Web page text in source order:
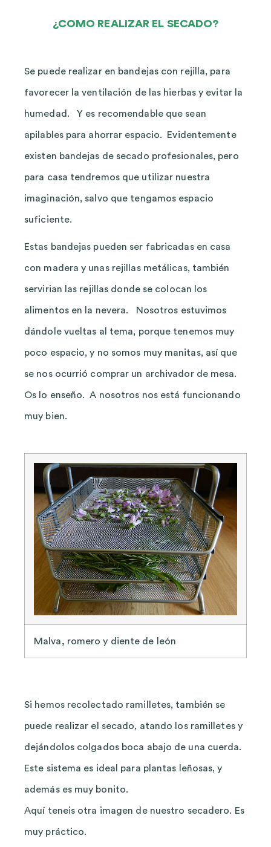
¿COMO REALIZAR EL SECADO?
Se puede realizar en bandejas con rejilla, para
favorecer la ventilación de las hierbas y evitar la
humedad. Y es recomendable que sean
apilables para ahorrar espacio. Evidentemente
existen bandejas de secado profesionales, pero
para casa tendremos que utilizar nuestra
imaginación, salvo que tengamos espacio
suficiente.
Estas bandejas pueden ser fabricadas en casa
con madera y unas rejillas metálicas, también
servirian las rejillas donde se colocan los
alimentos en la nevera. Nosotros estuvimos
dándole vueltas al tema, porque tenemos muy
poco espacio, y no somos muy manitas, así que
se nos ocurrió comprar un archivador de mesa.
Os lo enseño. A nosotros nos está funcionando
muy bien.
Malva, romero y diente de león
Si hemos recolectado ramilletes, también se
puede realizar el secado, atando los ramilletes y
dejándolos colgados boca abajo de una cuerda.
Este sistema es ideal para plantas leñosas, y
además es muy bonito.
Aquí teneis otra imagen de nuestro secadero. Es
muy práctico.